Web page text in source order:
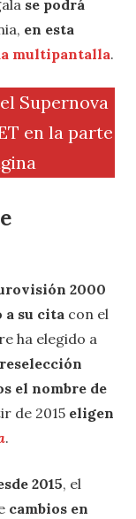
se podrá
en esta
multipantalla.
Supernova
en la parte
2000
a su cita con el
ha elegido a
el nombre de
de 2015 eligen
.
2015, el
cambios en